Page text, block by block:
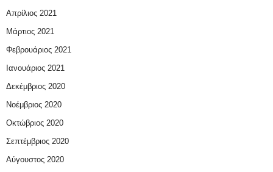
Απρίλιος 2021
Μάρτιος 2021
Φεβρουάριος 2021
Ιανουάριος 2021
Δεκέμβριος 2020
Νοέμβριος 2020
Οκτώβριος 2020
Σεπτέμβριος 2020
Αύγουστος 2020